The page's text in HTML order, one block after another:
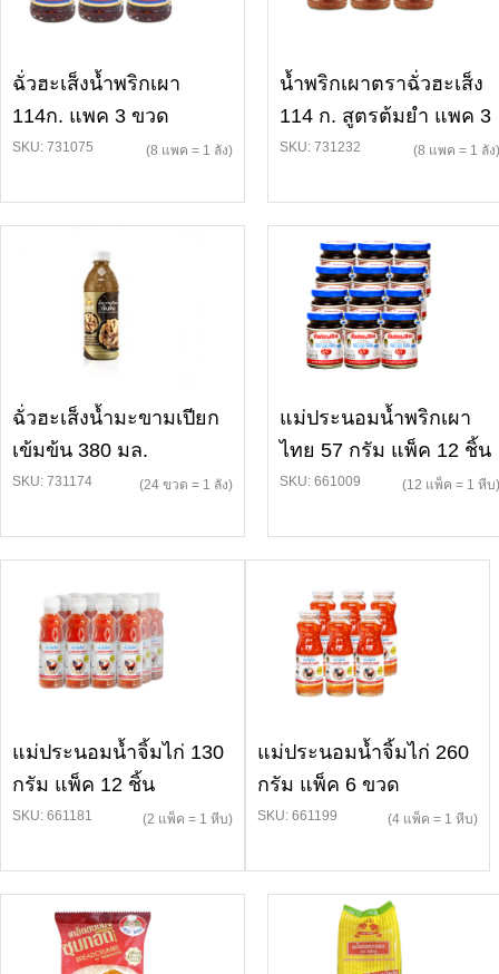
ฉั่วฮะเส็งน้ำพริกเผา
114ก. แพค 3 ขวด
SKU: 731075 (8 แพค = 1 ลัง)
น้ำพริกเผาตราฉั่วฮะเส็ง
114 ก. สูตรต้มยำ แพค 3
SKU: 731232 (8 แพค = 1 ลัง)
ฉั่วฮะเส็งน้ำมะขามเปียก
เข้มข้น 380 มล.
SKU: 731174 (24 ขวด = 1 ลัง)
แม่ประนอมน้ำพริกเผา
ไทย 57 กรัม แพ็ค 12 ชิ้น
SKU: 661009 (12 แพ็ค = 1 หีบ)
แม่ประนอมน้ำจิ้มไก่ 130
กรัม แพ็ค 12 ชิ้น
SKU: 661181 (2 แพ็ค = 1 หีบ)
แม่ประนอมน้ำจิ้มไก่ 260
กรัม แพ็ค 6 ขวด
SKU: 661199 (4 แพ็ค = 1 หีบ)